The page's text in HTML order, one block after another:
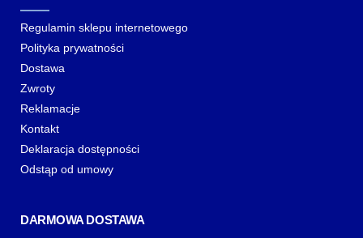
Regulamin sklepu internetowego
Polityka prywatności
Dostawa
Zwroty
Reklamacje
Kontakt
Deklaracja dostępności
Odstąp od umowy
DARMOWA DOSTAWA